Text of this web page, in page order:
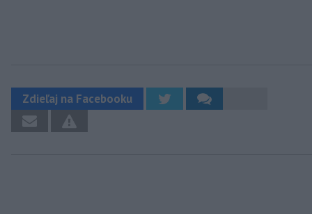
Zdieľaj na Facebooku